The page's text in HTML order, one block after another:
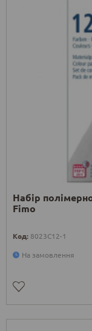
Набір
Fimo
Код: 8023C12-1
На замовлення